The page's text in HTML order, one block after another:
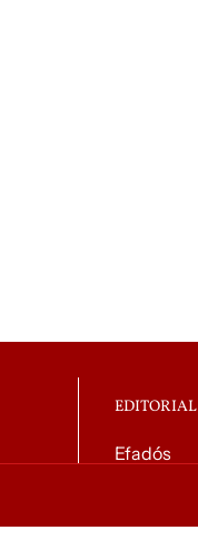
EDITORIAL
Efadós